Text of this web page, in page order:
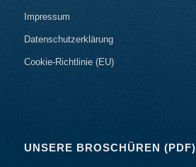
Impressum
Datenschutzerklärung
Cookie-Richtlinie (EU)
UNSERE BROSCHÜREN (PDF)